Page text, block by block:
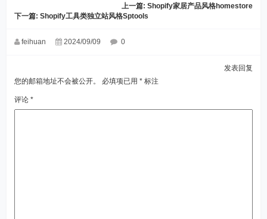
上一篇:Shopify家居产品风格homestore
下一篇: Shopify工具类独立站风格Sptools
feihuan 2024/09/09 0
发表回复
您的邮箱地址不会被公开。
必填项已用 *标注
评论 *